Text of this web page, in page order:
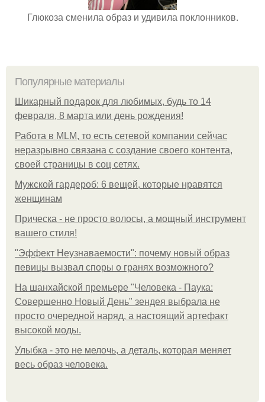
Глюкоза сменила образ и удивила поклонников.
Популярные материалы
Шикарный подарок для любимых, будь то 14
февраля, 8 марта или день рождения!
Работа в MLM, то есть сетевой компании сейчас
неразрывно связана с создание своего контента,
своей страницы в соц сетях.
Мужской гардероб: 6 вещей, которые нравятся
женщинам
Прическа - не просто волосы, а мощный инструмент
вашего стиля!
"Эффект Неузнаваемости": почему новый образ
певицы вызвал споры о гранях возможного?
На шанхайской премьере "Человека - Паука:
Совершенно Новый День" зендея выбрала не
просто очередной наряд, а настоящий артефакт
высокой моды.
Улыбка - это не мелочь, а деталь, которая меняет
весь образ человека.